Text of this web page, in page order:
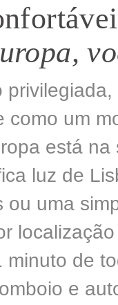
como um
está
luz de
ou uma
de
e